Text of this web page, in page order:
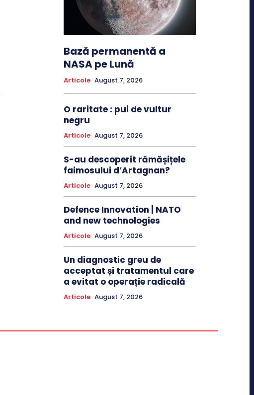
Bază permanentă a
NASA pe Lună
Articole August 7, 2026
O raritate : pui de vultur
negru
Articole August 7, 2026
S-au descoperit rămășițele
faimosului d’Artagnan?
Articole August 7, 2026
Defence Innovation | NATO
and new technologies
Articole August 7, 2026
Un diagnostic greu de
acceptat și tratamentul care
a evitat o operație radicală
Articole August 7, 2026